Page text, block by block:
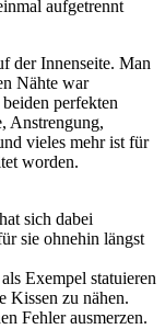
aufgetrennt
der Innenseite. Man
Nähte war
perfekten
Anstrengung,
vieles mehr ist für
worden.
sich dabei
sie ohnehin längst
Exempel statuieren
Kissen zu nähen.
Fehler ausmerzen.